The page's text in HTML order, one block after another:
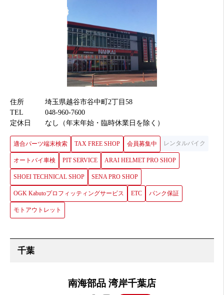
住所
埼玉県越谷市谷中町2丁目58
TEL
048-960-7600
定休日
なし（年末年始・臨時休業日を除く）
適合パーツ端末検索 TAX FREE SHOP 会員募集中 レンタルバイク
オートバイ車検 PIT SERVICE ARAI HELMET PRO SHOP
SHOEI TECHNICAL SHOP SENA PRO SHOP
OGK Kabutoプロフィッティングサービス ETC パンク保証
モトアウトレット
南海部品 湾岸千葉店